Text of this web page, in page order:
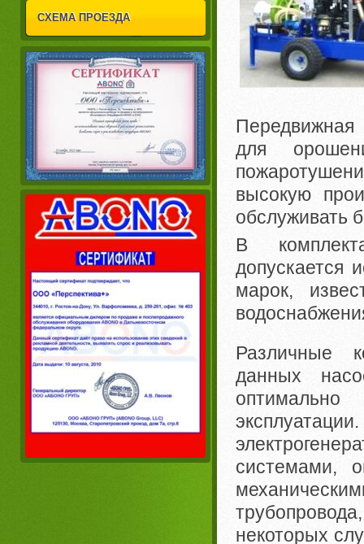
СХЕМА ПРОЕЗДА
для
высокую
обслуживать
В
допускается
марок,
Различные
данных
системами,
некоторых